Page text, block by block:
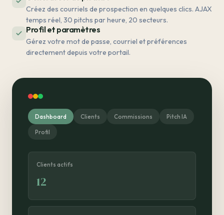
Créez des courriels de prospection en quelques clics. AJAX
temps réel, 30 pitchs par heure, 20 secteurs.
Profil et paramètres
Gérez votre mot de passe, courriel et préférences
directement depuis votre portail.
Dashboard Clients Commissions Pitch IA
Profil
Clients actifs
12